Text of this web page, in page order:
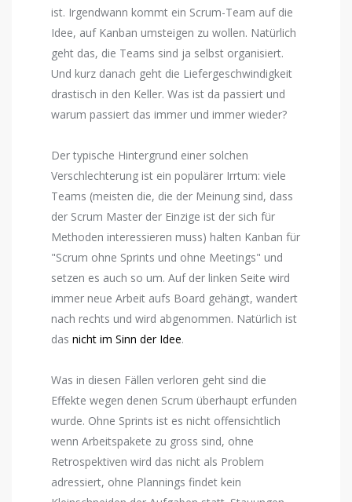
ist. Irgendwann kommt ein Scrum-Team auf die
Idee, auf Kanban umsteigen zu wollen. Natürlich
geht das, die Teams sind ja selbst organisiert.
Und kurz danach geht die Liefergeschwindigkeit
drastisch in den Keller. Was ist da passiert und
warum passiert das immer und immer wieder?
Der typische Hintergrund einer solchen
Verschlechterung ist ein populärer Irrtum: viele
Teams (meisten die, die der Meinung sind, dass
der Scrum Master der Einzige ist der sich für
Methoden interessieren muss) halten Kanban für
"Scrum ohne Sprints und ohne Meetings" und
setzen es auch so um. Auf der linken Seite wird
immer neue Arbeit aufs Board gehängt, wandert
nach rechts und wird abgenommen. Natürlich ist
das nicht im Sinn der Idee.
Was in diesen Fällen verloren geht sind die
Effekte wegen denen Scrum überhaupt erfunden
wurde. Ohne Sprints ist es nicht offensichtlich
wenn Arbeitspakete zu gross sind, ohne
Retrospektiven wird das nicht als Problem
adressiert, ohne Plannings findet kein